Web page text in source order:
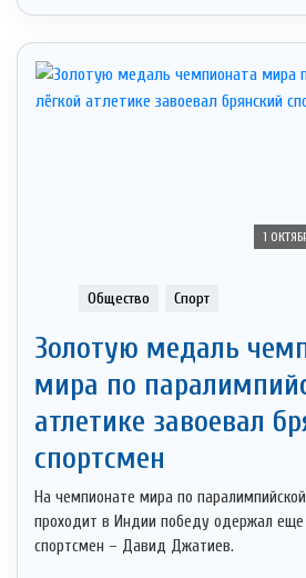
1
Общество Спорт
Золотую медаль
мира по
атлетике завоевал
спортсмен
На чемпионате мира по
проходит в Индии победу одержал еще
спортсмен – Давид Джатиев.